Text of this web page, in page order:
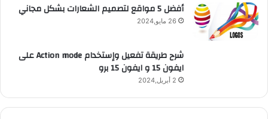
أفضل 5 مواقع لتصميم الشعارات بشكل مجاني
26 مايو,2024
شرح طريقة تفعيل وإستخدام Action mode على
ايفون 15 و ايفون 15 برو
2 أبريل,2024